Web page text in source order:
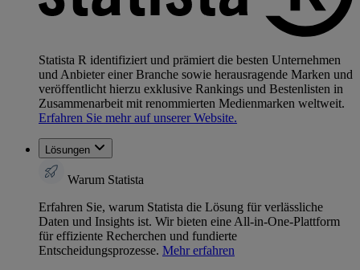
Statista R identifiziert und prämiert die besten Unternehmen
und Anbieter einer Branche sowie herausragende Marken und
veröffentlicht hierzu exklusive Rankings und Bestenlisten in
Zusammenarbeit mit renommierten Medienmarken weltweit.
Erfahren Sie mehr auf unserer Website.
Lösungen
Warum Statista
Erfahren Sie, warum Statista die Lösung für verlässliche
Daten und Insights ist. Wir bieten eine All-in-One-Plattform
für effiziente Recherchen und fundierte
Entscheidungsprozesse. Mehr erfahren